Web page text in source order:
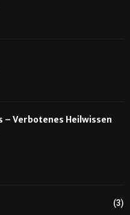
– Verbotenes Heilwissen
(3)